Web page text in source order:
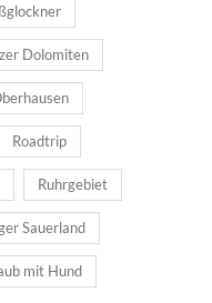
Dolomiten
Roadtrip
Ruhrgebiet
Sauerland
mit Hund